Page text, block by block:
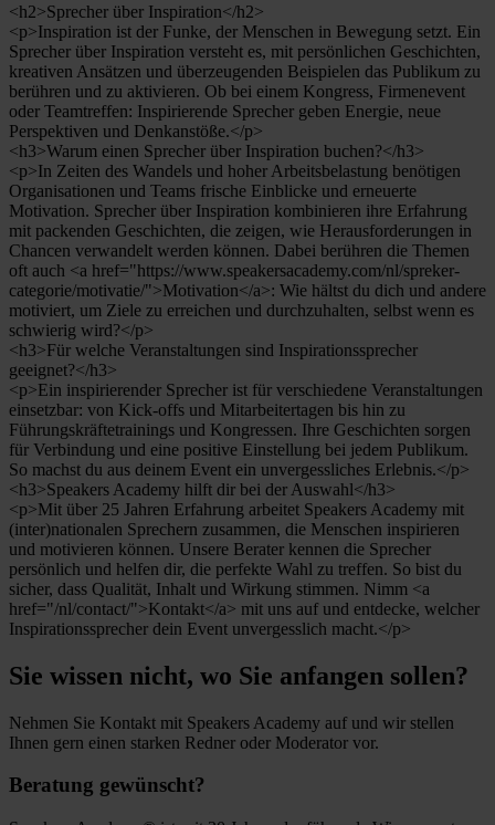
<h2>Sprecher über Inspiration</h2>
<p>Inspiration ist der Funke, der Menschen in Bewegung setzt. Ein
Sprecher über Inspiration versteht es, mit persönlichen Geschichten,
kreativen Ansätzen und überzeugenden Beispielen das Publikum zu
berühren und zu aktivieren. Ob bei einem Kongress, Firmenevent
oder Teamtreffen: Inspirierende Sprecher geben Energie, neue
Perspektiven und Denkanstöße.</p>
<h3>Warum einen Sprecher über Inspiration buchen?</h3>
<p>In Zeiten des Wandels und hoher Arbeitsbelastung benötigen
Organisationen und Teams frische Einblicke und erneuerte
Motivation. Sprecher über Inspiration kombinieren ihre Erfahrung
mit packenden Geschichten, die zeigen, wie Herausforderungen in
Chancen verwandelt werden können. Dabei berühren die Themen
oft auch <a href="https://www.speakersacademy.com/nl/spreker-
categorie/motivatie/">Motivation</a>: Wie hältst du dich und andere
motiviert, um Ziele zu erreichen und durchzuhalten, selbst wenn es
schwierig wird?</p>
<h3>Für welche Veranstaltungen sind Inspirationssprecher
geeignet?</h3>
<p>Ein inspirierender Sprecher ist für verschiedene Veranstaltungen
einsetzbar: von Kick-offs und Mitarbeitertagen bis hin zu
Führungskräftetrainings und Kongressen. Ihre Geschichten sorgen
für Verbindung und eine positive Einstellung bei jedem Publikum.
So machst du aus deinem Event ein unvergessliches Erlebnis.</p>
<h3>Speakers Academy hilft dir bei der Auswahl</h3>
<p>Mit über 25 Jahren Erfahrung arbeitet Speakers Academy mit
(inter)nationalen Sprechern zusammen, die Menschen inspirieren
und motivieren können. Unsere Berater kennen die Sprecher
persönlich und helfen dir, die perfekte Wahl zu treffen. So bist du
sicher, dass Qualität, Inhalt und Wirkung stimmen. Nimm <a
href="/nl/contact/">Kontakt</a> mit uns auf und entdecke, welcher
Inspirationssprecher dein Event unvergesslich macht.</p>
Sie wissen nicht, wo Sie anfangen sollen?
Nehmen Sie Kontakt mit Speakers Academy auf und wir stellen
Ihnen gern einen starken Redner oder Moderator vor.
Beratung gewünscht?